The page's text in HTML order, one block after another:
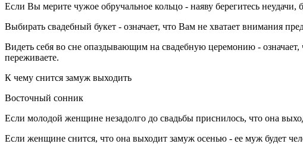
Если Вы мерите чужое обручальное кольцо - наяву берегитесь неудачи,
Выбирать свадебный букет - означает, что Вам не хватает внимания
Видеть себя во сне опаздывающим на свадебную церемонию -
переживаете.
К чему снится замуж выходить
Восточный сонник
Если молодой женщине незадолго до свадьбы приснилось, что она
Если женщине снится, что она выходит замуж осенью - ее муж будет